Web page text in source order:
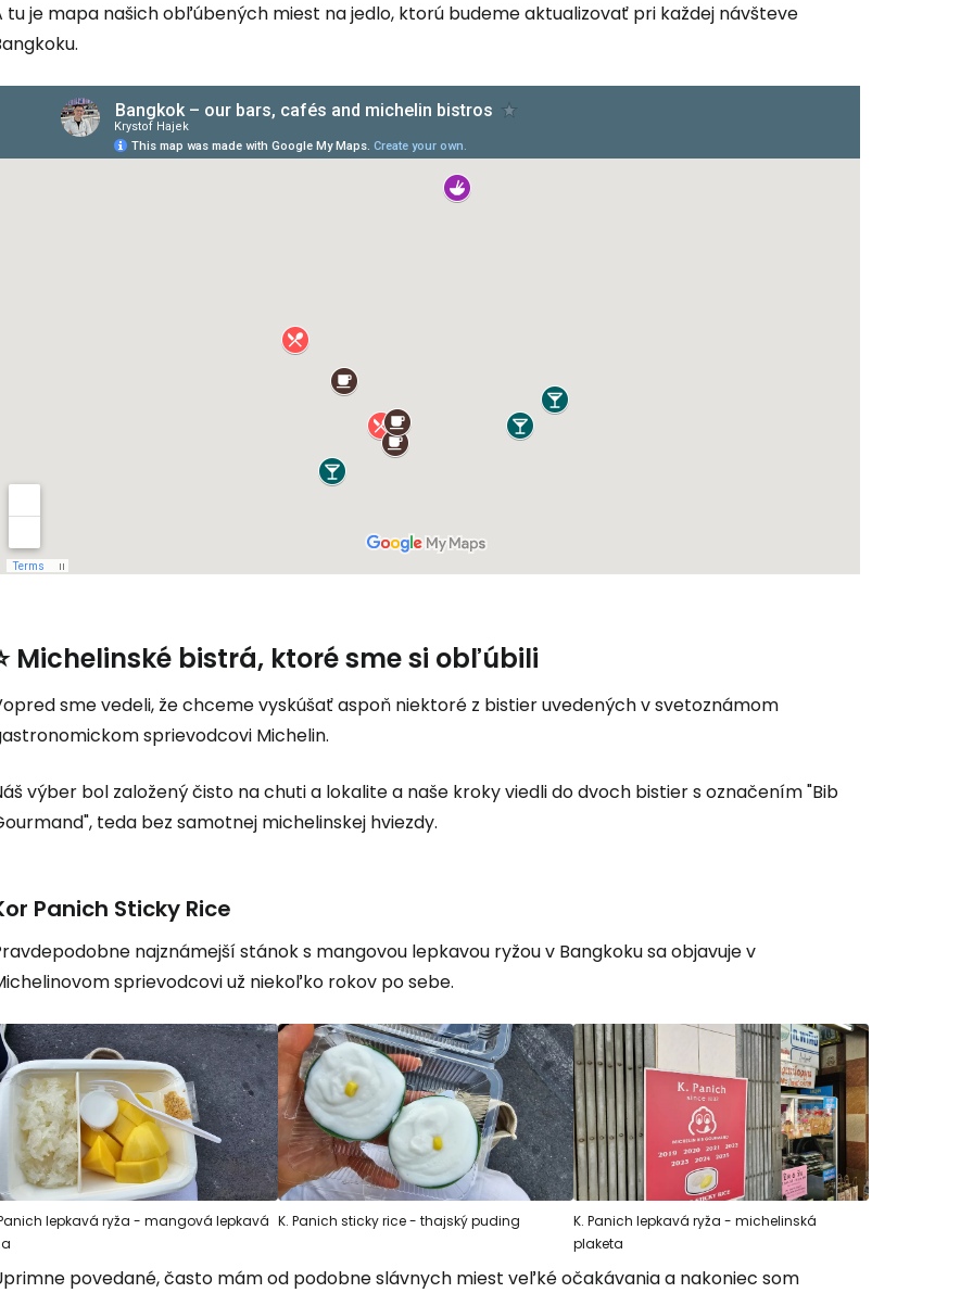
tu je mapa našich obľúbených miest na jedlo, ktorú budeme aktualizovať pri každej návšteve
Michelinské bistrá, ktoré sme si obľúbili
sme vedeli, že chceme vyskúšať aspoň niektoré z bistier uvedených v svetoznámom
sprievodcovi Michelin.
výber bol založený čisto na chuti a lokalite a naše kroky viedli do dvoch bistier s označením "Bib
teda bez samotnej michelinskej hviezdy.
Panich Sticky Rice
najznámejší stánok s mangovou lepkavou ryžou v Bangkoku sa objavuje v
sprievodcovi už niekoľko rokov po sebe.
lepkavá ryža - mangová lepkavá K. Panich sticky rice - thajský puding
K. Panich lepkavá ryža - michelinská
plaketa
povedané, často mám od podobne slávnych miest veľké očakávania a nakoniec som
Prihláste sa do služby
... celosvetovej komunity cestovateľov
Pokračovať so službou Google
Pokračovať na Facebooku
Pokračovať s e-mailom